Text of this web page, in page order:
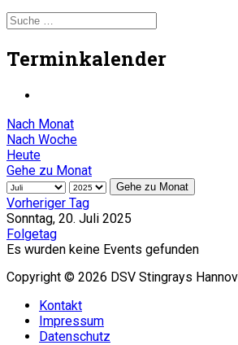
Terminkalender
Nach Monat
Nach Woche
Heute
Gehe zu Monat
Gehe zu Monat
Vorheriger Tag
Sonntag, 20. Juli 2025
Folgetag
Es wurden keine Events gefunden
Copyright © 2026 DSV Stingrays
Kontakt
Impressum
Datenschutz